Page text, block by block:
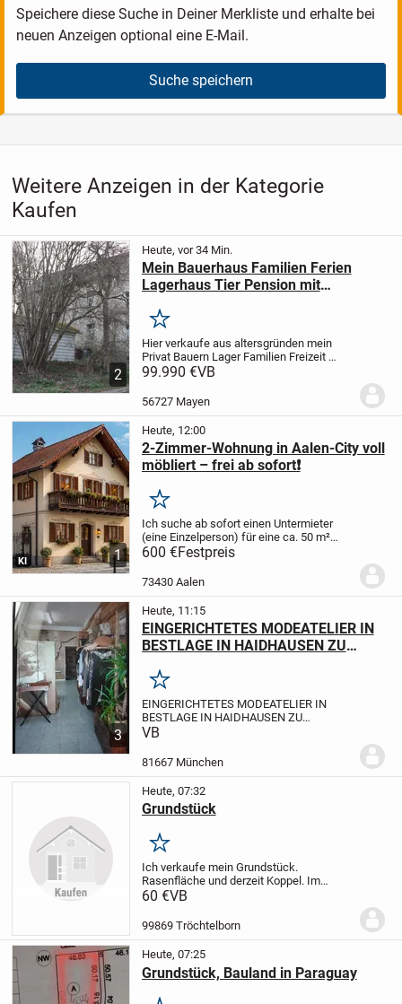
Speichere diese Suche in Deiner Merkliste und erhalte bei
neuen Anzeigen optional eine E-Mail.
Suche speichern
Weitere Anzeigen in der Kategorie
Kaufen
2
Heute, vor 34 Min.
Mein Bauerhaus Familien Ferien
Lagerhaus Tier Pension mit
Merken
Hier verkaufe aus altersgründen mein
Privat Bauern Lager Familien Freizeit
Ferien Haus mit Garten+Campen
möglich,rundum Grundstück 205
qm+mehr möglich,Haus 100qm,9...
99.990 €VB
56727 Mayen
1
KI
Heute, 12:00
2-Zimmer-Wohnung in Aalen-City voll
möbliert – frei ab sofort❗️
Merken
Ich suche ab sofort einen Untermieter
(eine Einzelperson) für eine ca. 50 m²
große, voll möblierte 2-Zimmer-
Dachgeschosswohnung in bester Lage
der Aalen-City.
600 €Festpreis
73430 Aalen
3
Heute, 11:15
EINGERICHTETES MODEATELIER IN
BESTLAGE IN HAIDHAUSEN ZU
Merken
EINGERICHTETES MODEATELIER IN
BESTLAGE IN HAIDHAUSEN ZU
VERKAUFEN
DesignKUNDSCHAFT
VB
81667 München
Heute, 07:32
Grundstück
Merken
Ich verkaufe mein Grundstück.
Rasenfläche und derzeit Koppel. Im
deklarierten Flächennutzungsplan der VG
so dass es zukünftig bebaut werden
60 €VB
99869 Tröchtelborn
Heute, 07:25
Grundstück, Bauland in Paraguay